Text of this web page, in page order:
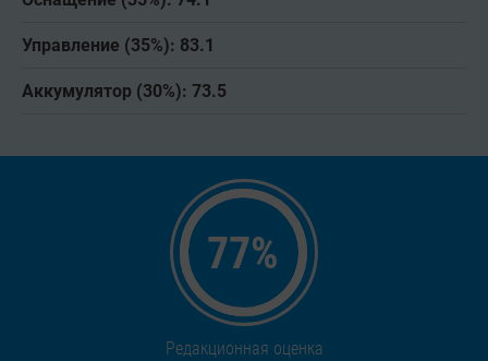
Управление (35%): 83.1
Аккумулятор (30%): 73.5
77%
Редакционная оценка